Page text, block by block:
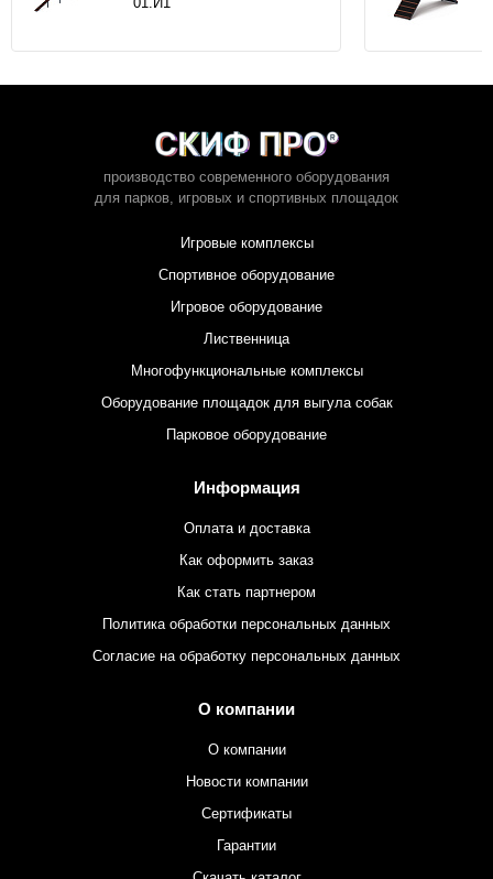
производство современного оборудования
для парков, игровых и спортивных площадок
Игровые комплексы
Спортивное оборудование
Игровое оборудование
Лиственница
Многофункциональные комплексы
Оборудование площадок для выгула собак
Парковое оборудование
Информация
Оплата и доставка
Как оформить заказ
Как стать партнером
Политика обработки персональных данных
Согласие на обработку персональных данных
О компании
О компании
Новости компании
Сертификаты
Гарантии